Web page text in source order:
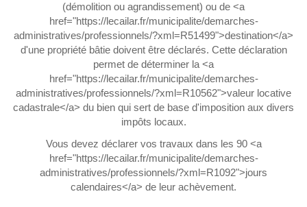
(démolition ou agrandissement) ou de <a
href="https://lecailar.fr/municipalite/demarches-
administratives/professionnels/?xml=R51499">destination</a>
d'une propriété bâtie doivent être déclarés. Cette déclaration
permet de déterminer la <a
href="https://lecailar.fr/municipalite/demarches-
administratives/professionnels/?xml=R10562">valeur locative
cadastrale</a> du bien qui sert de base d'imposition aux divers
impôts locaux.
Vous devez déclarer vos travaux dans les 90 <a
href="https://lecailar.fr/municipalite/demarches-
administratives/professionnels/?xml=R1092">jours
calendaires</a> de leur achèvement.